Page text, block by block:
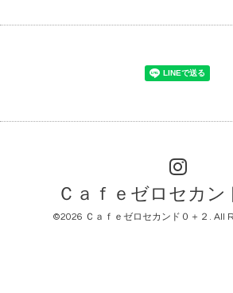
Ｃａｆｅゼロセカン
©2026 Ｃａｆｅゼロセカンド０＋２ . All